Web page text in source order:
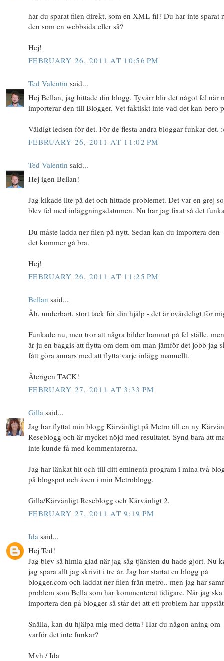
har du sparat filen direkt, som en XML-fil? Du har inte sparat
den som en webbsida eller så?
Hej!
FEBRUARY 26, 2011 AT 10:56 PM
Ted Valentin said...
Hej Bellan, jag hittade din blogg. Tyvärr blir det något fel när
importerar den till Blogger. Vet faktiskt inte vad det kan bero
Väldigt ledsen för det. För de flesta andra bloggar funkar det.
FEBRUARY 26, 2011 AT 11:02 PM
Ted Valentin said...
Hej igen Bellan!
Jag kikade lite på det och hittade problemet. Det var en grej
blev fel med inläggningsdatumen. Nu har jag fixat så det
Du måste ladda ner filen på nytt. Sedan kan du importera den
det kommer gå bra.
Hej!
FEBRUARY 26, 2011 AT 11:25 PM
Bellan said...
Åh, underbart, stort tack för din hjälp - det är ovärdeligt för
Funkade nu, men tror att några bilder hamnat på fel ställe,
är ju en baggis att flytta om dem om man jämför det jobb jag
fått göra annars med att flytta varje inlägg manuellt.
Återigen TACK!
FEBRUARY 27, 2011 AT 3:33 PM
Gilla said...
Jag har flyttat min blogg Kärvänligt på Metro till en ny
Reseblogg och är mycket nöjd med resultatet. Synd bara att
inte kunde få med kommentarerna.
Jag har länkat hit och till ditt eminenta program i mina två
på blogspot och även i min Metroblogg.
Gilla/Kärvänligt Reseblogg och Kärvänligt 2.
FEBRUARY 27, 2011 AT 9:19 PM
Ida said...
Hej Ted!
Jag blev så himla glad när jag såg tjänsten du hade gjort. Nu
jag spara allt jag skrivit i tre år. Jag har startat en blogg på
blogger.com och laddat ner filen från metro.. men jag har
problem som Bella som har kommenterat tidigare. När jag ska
importera den på blogger så står det att ett problem har
Snälla, kan du hjälpa mig med detta? Har du någon aning om
varför det inte funkar?
Mvh / Ida